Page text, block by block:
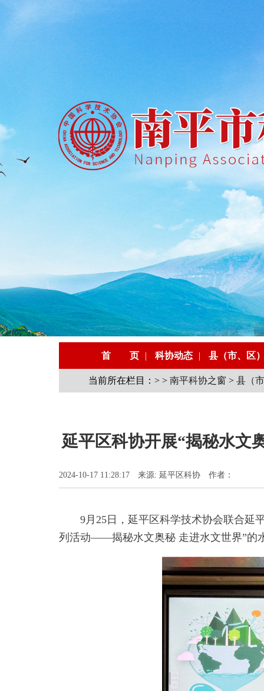
首 页 | 科协动态 | 县（市、区
当前所在栏目：> > 南平科协之窗 > 县（
延平区科协开展“揭秘水文
2024-10-17 11:28:17 来源: 延平区科协 作者：
9月25日，延平区科学技术协会联合延
列活动——揭秘水文奥秘 走进水文世界”的